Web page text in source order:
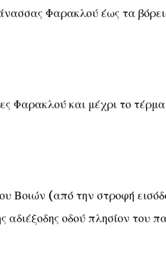
Φαρακλού έως τα
Φαρακλού και μέχρι το
Βοιών (από την στροφή
οδού πλησίον του